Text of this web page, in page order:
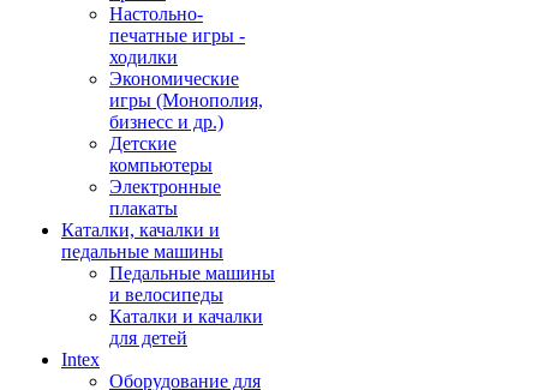
Настольно-
печатные игры -
ходилки
Экономические
игры (Монополия,
бизнесс и др.)
Детские
компьютеры
Электронные
плакаты
Каталки, качалки и
педальные машины
Педальные машины
и велосипеды
Каталки и качалки
для детей
Intex
Оборудование для